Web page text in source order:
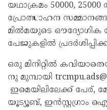
യഥാക്രമം 50000,
പ്രോത്സാഹന
മിൽമയുടെ ഔദ്യോഗിക
പേജുകളിൽ
ഒരു മിനിറ്റിൽ
നു മുമ്പായി
ഇമെയിലിലേക്ക് പേര്,
യൂട്യൂബ്, ഇൻസ്റ്റഗ്രാം